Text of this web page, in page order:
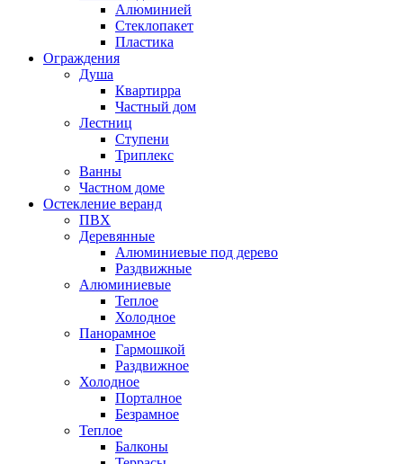
Алюминией
Стеклопакет
Пластика
Ограждения
Душа
Квартирра
Частный дом
Лестниц
Ступени
Триплекс
Ванны
Частном доме
Остекление веранд
ПВХ
Деревянные
Алюминиевые под дерево
Раздвижные
Алюминиевые
Теплое
Холодное
Панорамное
Гармошкой
Раздвижное
Холодное
Порталное
Безрамное
Теплое
Балконы